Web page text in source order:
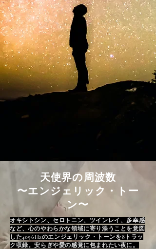
天使界の周波数
〜エンジェリック・トー
ン〜
オキシトシン、セロトニン、ツインレイ、多幸感
など、心のやわらかな領域に寄り添うことを意図
した4096Hzのエンジェリック・トーンを8トラッ
ク収録。安らぎや愛の感覚に包まれたい夜に。